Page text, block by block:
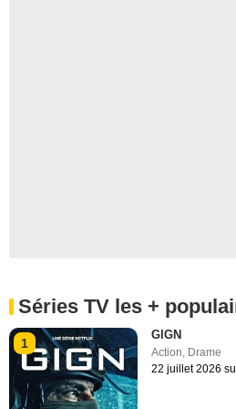
Séries TV les +
1
GIGN
Action, Drame
22 juillet 2026